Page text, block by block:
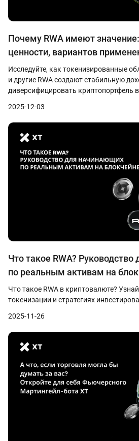
Почему RWA имеют
ценности, вариантов
Исследуйте, как токенизированные
и другие RWA создают стабильную
диверсифицировать криптопортфель
2025-12-03
Что такое RWA?
по реальным активам на
Что такое RWA в криптовалюте?
токенизации и стратегиях
2025-11-26